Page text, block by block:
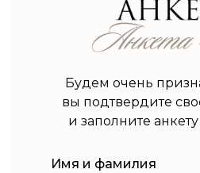
Будем очень
вы подтвердите
и заполните анкету
Имя и фамилия